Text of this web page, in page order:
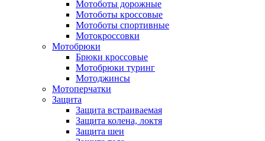
Мотоботы дорожные
Мотоботы кроссовые
Мотоботы спортивные
Мотокроссовки
Мотобрюки
Брюки кроссовые
Мотобрюки туринг
Мотоджинсы
Мотоперчатки
Защита
Защита встраиваемая
Защита колена, локтя
Защита шеи